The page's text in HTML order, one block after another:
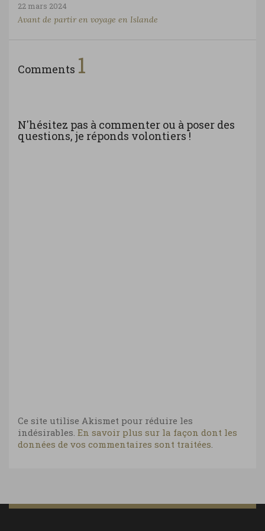
22 mars 2024
Avant de partir en voyage en Islande
Comments 1
N'hésitez pas à commenter ou à poser des
questions, je réponds volontiers !
Ce site utilise Akismet pour réduire les
indésirables. En savoir plus sur la façon dont les
données de vos commentaires sont traitées.